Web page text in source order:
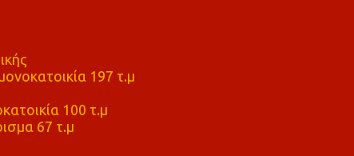
197 τ.μ
100 τ.μ
67 τ.μ